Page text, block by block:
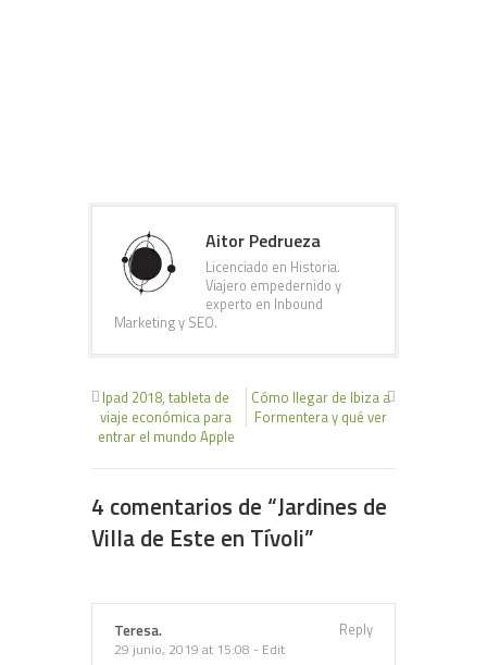
Aitor Pedrueza
Licenciado en Historia.
Viajero empedernido y
experto en Inbound
Marketing y SEO.
Ipad 2018, tableta de
viaje económica para
entrar el mundo Apple
Cómo llegar de Ibiza a
Formentera y qué ver
4 comentarios de “Jardines de
Villa de Este en Tívoli”
Teresa.
29 junio, 2019 at 15:08 - Edit
Reply